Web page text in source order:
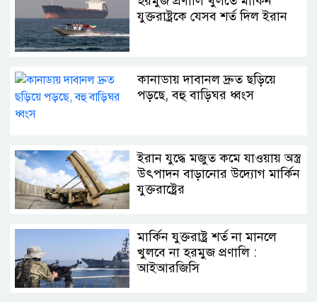
যুক্তরাষ্ট্রকে যেসব শর্ত দিল ইরান
কানাডায় দাবানল দ্রুত ছড়িয়ে
পড়ছে, বহু বাড়িঘর ধ্বংস
ইরান যুদ্ধে মজুত কমে যাওয়ায় অস্ত্র
উৎপাদন বাড়ানোর উদ্যোগ মার্কিন
যুক্তরাষ্ট্রের
মার্কিন যুক্তরাষ্ট্র শর্ত না মানলে
খুলবে না হরমুজ প্রণালি :
আইআরজিসি